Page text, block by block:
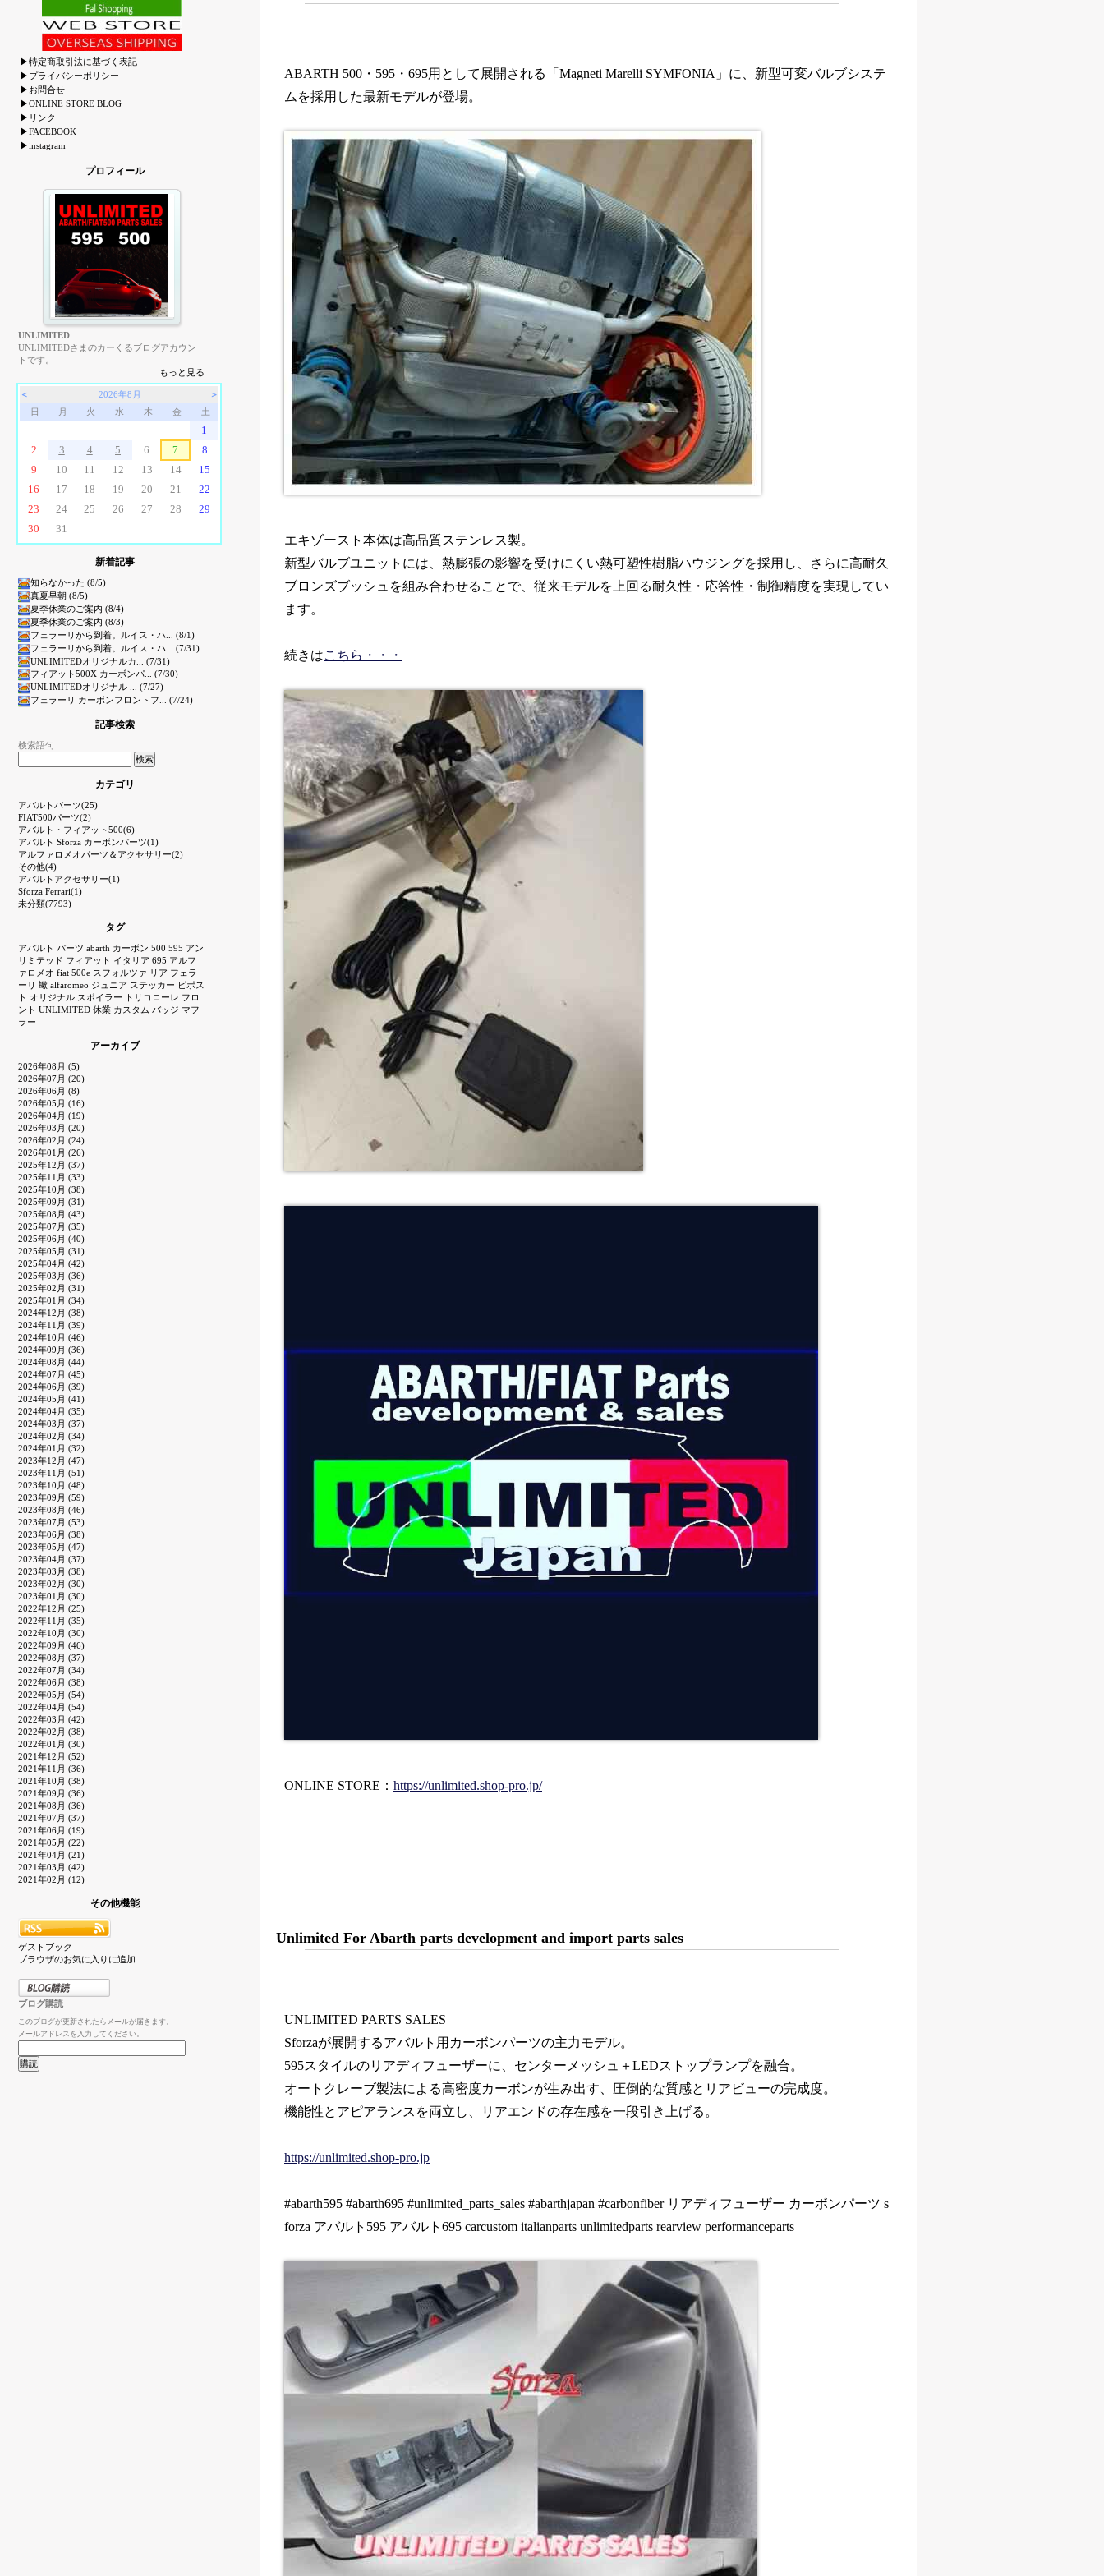
▶特定商取引法に基づく表記
▶プライバシーポリシー
▶お問合せ
▶ONLINE STORE BLOG
▶リンク
▶FACEBOOK
▶instagram
プロフィール
UNLIMITED
UNLIMITEDさまのカーくるブログアカウン
トです。
もっと見る
＜ 2026年8月
＞
日
月 火 水 木 金 土
1
2
3 4 5 6 7
8
9
10 11 12 13 14
15
16
17 18 19 20 21
22
23
24 25 26 27 28
29
30
31
新着記事
知らなかった (8/5)
真夏早朝 (8/5)
夏季休業のご案内 (8/4)
夏季休業のご案内 (8/3)
フェラーリから到着。ルイス・ハ... (8/1)
フェラーリから到着。ルイス・ハ... (7/31)
UNLIMITEDオリジナルカ... (7/31)
フィアット500X カーボンパ... (7/30)
UNLIMITEDオリジナル ... (7/27)
フェラーリ カーボンフロントフ... (7/24)
記事検索
検索語句
カテゴリ
アバルトパーツ(25)
FIAT500パーツ(2)
アバルト・フィアット500(6)
アバルト Sforza カーボンパーツ(1)
アルファロメオパーツ＆アクセサリー(2)
その他(4)
アバルトアクセサリー(1)
Sforza Ferrari(1)
未分類(7793)
タグ
アバルト パーツ abarth カーボン 500 595 アン
リミテッド フィアット イタリア 695 アルフ
ァロメオ fiat 500e スフォルツァ リア フェラ
ーリ 蠍 alfaromeo ジュニア ステッカー ビポス
ト オリジナル スポイラー トリコローレ フロ
ント UNLIMITED 休業 カスタム バッジ マフ
ラー
アーカイブ
2026年08月 (5)
2026年07月 (20)
2026年06月 (8)
2026年05月 (16)
2026年04月 (19)
2026年03月 (20)
2026年02月 (24)
2026年01月 (26)
2025年12月 (37)
2025年11月 (33)
2025年10月 (38)
2025年09月 (31)
2025年08月 (43)
2025年07月 (35)
2025年06月 (40)
2025年05月 (31)
2025年04月 (42)
2025年03月 (36)
2025年02月 (31)
2025年01月 (34)
2024年12月 (38)
2024年11月 (39)
2024年10月 (46)
2024年09月 (36)
2024年08月 (44)
2024年07月 (45)
2024年06月 (39)
2024年05月 (41)
2024年04月 (35)
2024年03月 (37)
2024年02月 (34)
2024年01月 (32)
2023年12月 (47)
2023年11月 (51)
2023年10月 (48)
2023年09月 (59)
2023年08月 (46)
2023年07月 (53)
2023年06月 (38)
2023年05月 (47)
2023年04月 (37)
2023年03月 (38)
2023年02月 (30)
2023年01月 (30)
2022年12月 (25)
2022年11月 (35)
2022年10月 (30)
2022年09月 (46)
2022年08月 (37)
2022年07月 (34)
2022年06月 (38)
2022年05月 (54)
2022年04月 (54)
2022年03月 (42)
2022年02月 (38)
2022年01月 (30)
2021年12月 (52)
2021年11月 (36)
2021年10月 (38)
2021年09月 (36)
2021年08月 (36)
2021年07月 (37)
2021年06月 (19)
2021年05月 (22)
2021年04月 (21)
2021年03月 (42)
2021年02月 (12)
その他機能
ゲストブック
ブラウザのお気に入りに追加
ブログ購読
このブログが更新されたらメールが届きます。
メールアドレスを入力してください。
ABARTH 500・595・695用として展開される「Magneti Marelli SYMFONIA」に、新型可変バルブシステ
ムを採用した最新モデルが登場。
エキゾースト本体は高品質ステンレス製。
新型バルブユニットには、熱膨張の影響を受けにくい熱可塑性樹脂ハウジングを採用し、さらに高耐久
ブロンズブッシュを組み合わせることで、従来モデルを上回る耐久性・応答性・制御精度を実現してい
ます。
続きはこちら・・・
ONLINE STORE： https://unlimited.shop-pro.jp/
Unlimited For Abarth parts development and import parts sales
UNLIMITED PARTS SALES
Sforzaが展開するアバルト用カーボンパーツの主力モデル。
595スタイルのリアディフューザーに、センターメッシュ＋LEDストップランプを融合。
オートクレーブ製法による高密度カーボンが生み出す、圧倒的な質感とリアビューの完成度。
機能性とアピアランスを両立し、リアエンドの存在感を一段引き上げる。
https://unlimited.shop-pro.jp
#abarth595 #abarth695 #unlimited_parts_sales #abarthjapan #carbonfiber リアディフューザー カーボンパーツ s
forza アバルト595 アバルト695 carcustom italianparts unlimitedparts rearview performanceparts